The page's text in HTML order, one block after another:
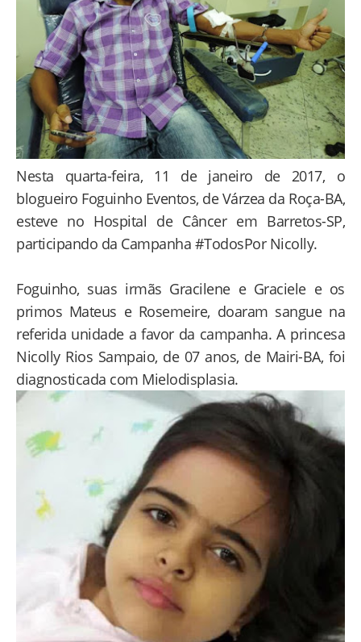
Nesta quarta-feira, 11 de janeiro de 2017, o
blogueiro Foguinho Eventos, de Várzea da Roça-BA,
esteve no Hospital de Câncer em Barretos-SP,
participando da Campanha #TodosPor Nicolly.
Foguinho, suas irmãs Gracilene e Graciele e os
primos Mateus e Rosemeire, doaram sangue na
referida unidade a favor da campanha. A princesa
Nicolly Rios Sampaio, de 07 anos, de Mairi-BA, foi
diagnosticada com Mielodisplasia.